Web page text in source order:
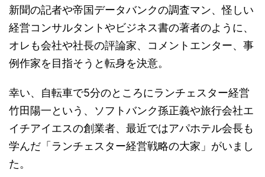
新聞の記者や帝国データバンクの調査マン、怪しい
経営コンサルタントやビジネス書の著者のように、
オレも会社や社長の評論家、コメントエンター、事
例作家を目指そうと転身を決意。
幸い、自転車で5分のところにランチェスター経営
竹田陽一という、ソフトバンク孫正義や旅行会社エ
イチアイエスの創業者、最近ではアパホテル会長も
学んだ「ランチェスター経営戦略の大家」がいまし
た。